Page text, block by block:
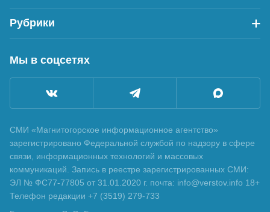
Рубрики
Мы в соцсетях
СМИ «Магнитогорское информационное агентство»
зарегистрировано Федеральной службой по надзору в сфере
связи, информационных технологий и массовых
коммуникаций. Запись в реестре зарегистрированных СМИ:
ЭЛ № ФС77-77805 от 31.01.2020 г. почта: info@verstov.info 18+
Телефон редакции +7 (3519) 279-733